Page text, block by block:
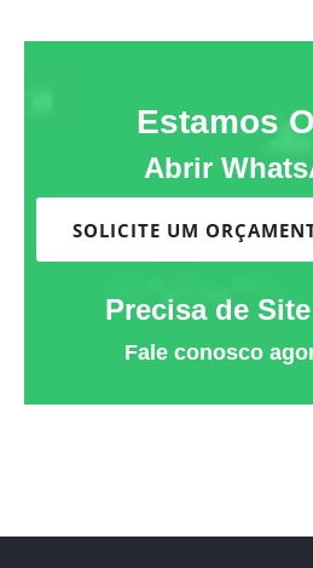
Estamos
Abrir
SOLICITE UM
Precisa de
Fale conosco